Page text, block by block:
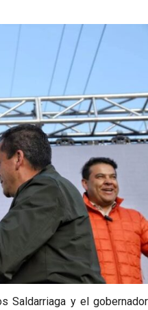
Saldarriaga y el gobernador